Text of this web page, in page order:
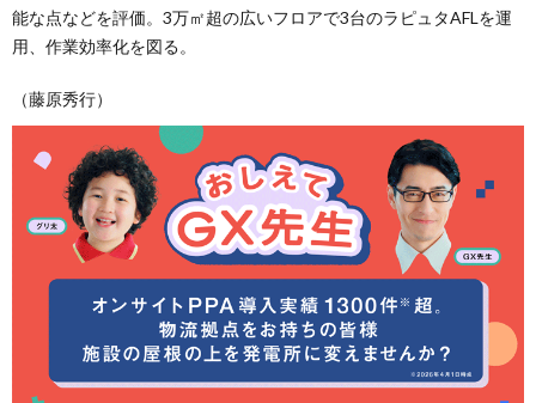
能な点などを評価。3万㎡超の広いフロアで3台のラピュタAFLを運
用、作業効率化を図る。
（藤原秀行）